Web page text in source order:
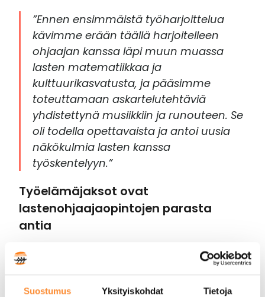
Suostumus Yksityiskohdat Tietoja
”Ennen ensimmäistä työharjoittelua
kävimme erään täällä harjoitelleen
ohjaajan kanssa läpi muun muassa
lasten matematiikkaa ja
kulttuurikasvatusta, ja pääsimme
toteuttamaan askartelutehtäviä
yhdistettynä musiikkiin ja runouteen. Se
oli todella opettavaista ja antoi uusia
näkökulmia lasten kanssa
työskentelyyn.”
Työelämäjaksot ovat
lastenohjaajaopintojen parasta
antia
Lastenohjaajakoulutuksessa harjoitellaan
opettavaisimmaksi kokemuksekseen